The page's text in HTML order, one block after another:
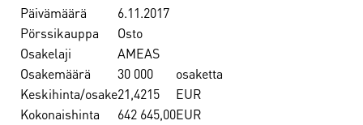
Päivämäärä
6.11.2017
Pörssikauppa
Osto
Osakelaji
AMEAS
Osakemäärä
30 000
osaketta
Keskihinta/osake21,4215
EUR
Kokonaishinta
642 645,00EUR